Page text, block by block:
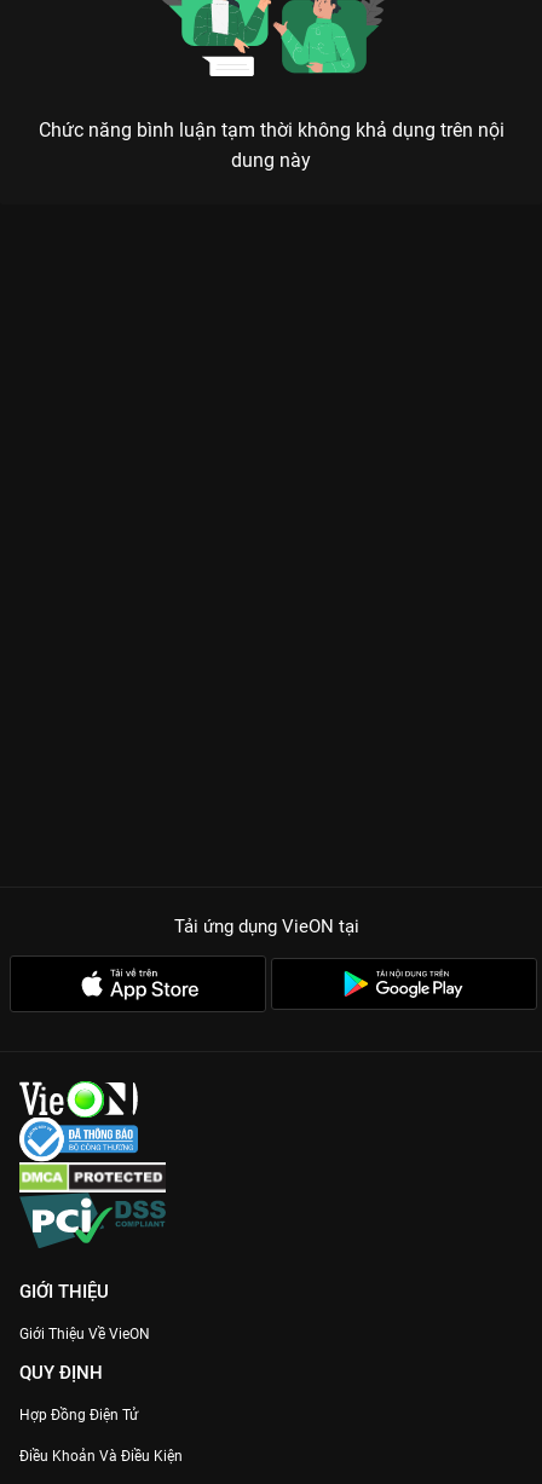
Chức năng bình luận tạm thời không khả dụng trên nội
dung này
Tải ứng dụng VieON tại
GIỚI THIỆU
Giới Thiệu Về VieON
QUY ĐỊNH
Hợp Đồng Điện Tử
Điều Khoản Và Điều Kiện